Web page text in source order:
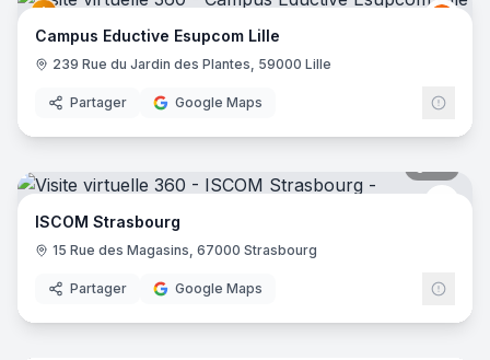
Campus Eductive Esupcom Lille
239 Rue du Jardin des Plantes, 59000 Lille
Partager Google Maps
ISCOM Strasbourg
15 Rue des Magasins, 67000 Strasbourg
Partager Google Maps
45